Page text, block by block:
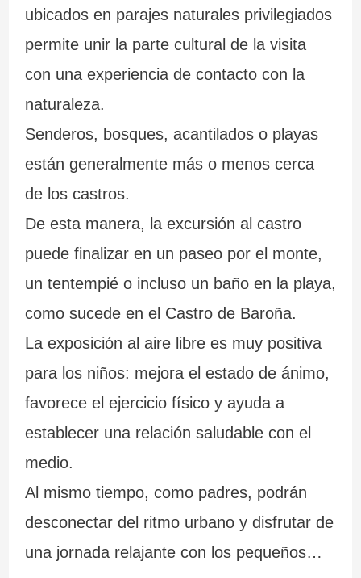
ubicados en parajes naturales privilegiados
permite unir la parte cultural de la visita
con una experiencia de contacto con la
naturaleza.
Senderos, bosques, acantilados o playas
están generalmente más o menos cerca
de los castros.
De esta manera, la excursión al castro
puede finalizar en un paseo por el monte,
un tentempié o incluso un baño en la playa,
como sucede en el Castro de Baroña.
La exposición al aire libre es muy positiva
para los niños: mejora el estado de ánimo,
favorece el ejercicio físico y ayuda a
establecer una relación saludable con el
medio.
Al mismo tiempo, como padres, podrán
desconectar del ritmo urbano y disfrutar de
una jornada relajante con los pequeños…